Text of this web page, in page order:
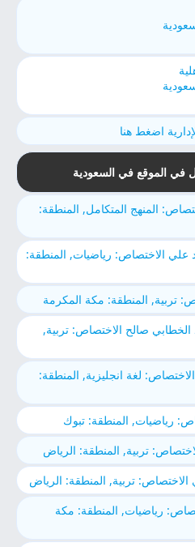
اضغط هنا
المنهج المتكامل, المنطقة:
الاختصاص: رياضيات, المنطقة:
تربية, المنطقة: مكة المكرمة
صالح الاختصاص: تربية,
لغة انجليزية, المنطقة:
رياضيات, المنطقة: تبوك
تربية, المنطقة: الرياض
تربية, المنطقة: الرياض
رياضيات, المنطقة: مكة